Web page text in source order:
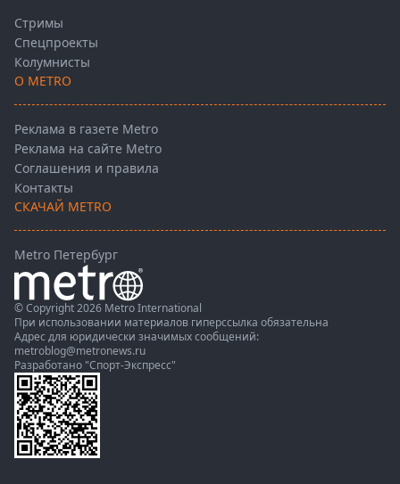
Стримы
Спецпроекты
Колумнисты
О METRO
Реклама в газете Metro
Реклама на сайте Metro
Соглашения и правила
Контакты
СКАЧАЙ METRO
Metro Петербург
© Copyright 2026 Metro International
При использовании материалов гиперссылка обязательна
Адрес для юридически значимых сообщений:
metroblog@metronews.ru
Разработано "Спорт-Экспресс"